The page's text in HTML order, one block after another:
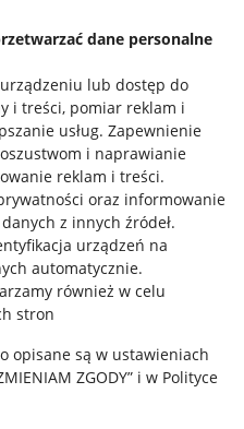
dane personalne
lub dostęp do
i treści, pomiar reklam i
usług. Zapewnienie
i naprawianie
reklam i treści.
oraz informowanie
z innych źródeł.
urządzeń na
automatycznie.
również w celu
stron
opisane są w ustawieniach
ZGODY” i w Polityce